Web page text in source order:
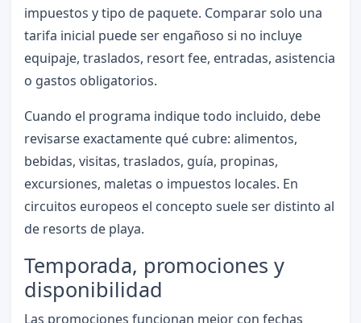
impuestos y tipo de paquete. Comparar solo una
tarifa inicial puede ser engañoso si no incluye
equipaje, traslados, resort fee, entradas, asistencia
o gastos obligatorios.
Cuando el programa indique todo incluido, debe
revisarse exactamente qué cubre: alimentos,
bebidas, visitas, traslados, guía, propinas,
excursiones, maletas o impuestos locales. En
circuitos europeos el concepto suele ser distinto al
de resorts de playa.
Temporada, promociones y
disponibilidad
Las promociones funcionan mejor con fechas